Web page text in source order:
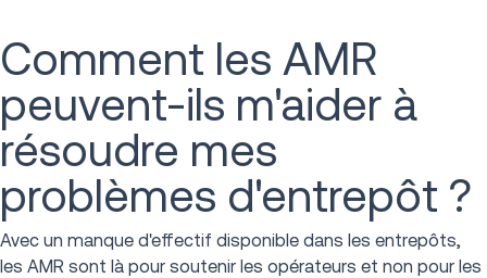
Comment les AMR
peuvent-ils m'aider à
résoudre mes
problèmes d'entrepôt ?
Avec un manque d'effectif disponible dans les entrepôts,
les AMR sont là pour soutenir les opérateurs et non pour les